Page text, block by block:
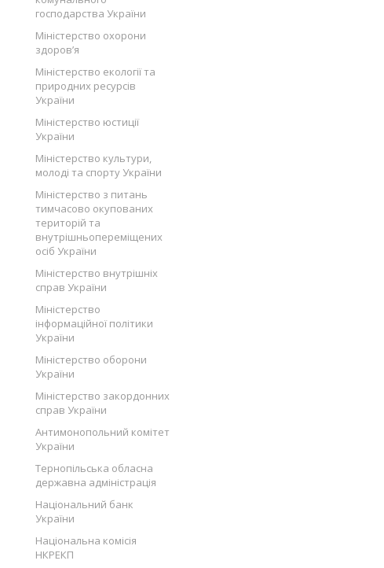
господарства України
Міністерство охорони
здоров’я
Міністерство екології та
природних ресурсів
України
Міністерство юстиції
України
Міністерство культури,
молоді та спорту України
Міністерство з питань
тимчасово окупованих
територій та
внутрішньопереміщених
осіб України
Міністерство внутрішніх
справ України
Міністерство
інформаційної політики
України
Міністерство оборони
України
Міністерство закордонних
справ України
Антимонопольний комітет
України
Тернопільська обласна
державна адміністрація
Національний банк
України
Національна комісія
НКРЕКП